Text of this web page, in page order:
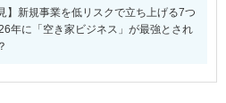
】新規事業を低リスクで立ち上げる7つ
年に「空き家ビジネス」が最強とされ